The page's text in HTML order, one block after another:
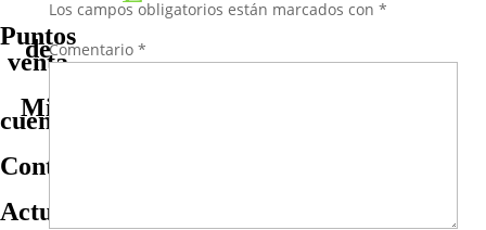
Puntos
de
venta
Mi
cuenta
Contacto
Actualidad
Los campos obligatorios están marcados con *
Comentario *